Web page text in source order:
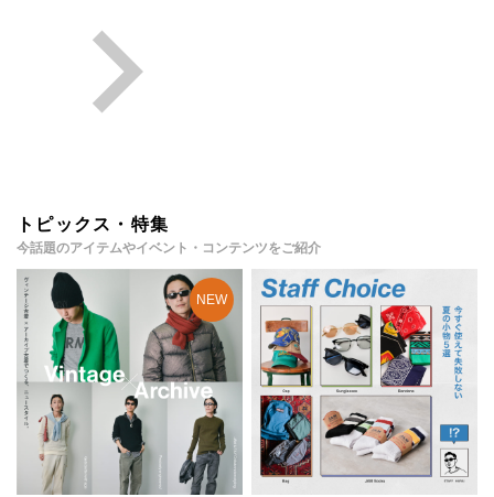
トピックス・特集
今話題のアイテムやイベント・コンテンツをご紹介